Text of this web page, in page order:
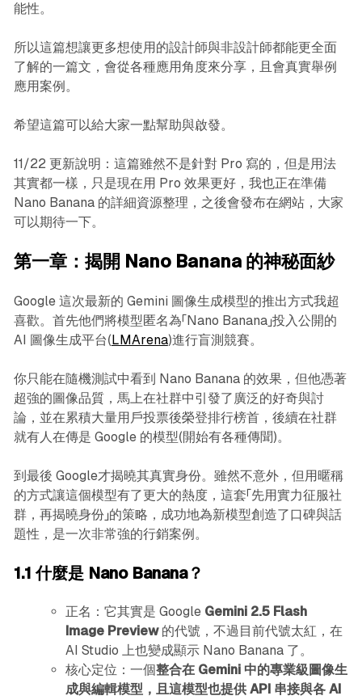
能性。
所以這篇想讓更多想使用的設計師與非設計師都能更全面
了解的一篇文，會從各種應用角度來分享，且會真實舉例
應用案例。
希望這篇可以給大家一點幫助與啟發。
11/22 更新說明：這篇雖然不是針對 Pro 寫的，但是用法
其實都一樣，只是現在用 Pro 效果更好，我也正在準備
Nano Banana 的詳細資源整理，之後會發布在網站，大家
可以期待一下。
第一章：揭開 Nano Banana 的神秘面紗
Google 這次最新的 Gemini 圖像生成模型的推出方式我超
喜歡。首先他們將模型匿名為「Nano Banana」投入公開的
AI 圖像生成平台( LMArena)進行盲測競賽。
你只能在隨機測試中看到 Nano Banana 的效果，但他憑著
超強的圖像品質，馬上在社群中引發了廣泛的好奇與討
論，並在累積大量用戶投票後榮登排行榜首，後續在社群
就有人在傳是 Google 的模型(開始有各種傳聞)。
到最後 Google才揭曉其真實身份。雖然不意外，但用暱稱
的方式讓這個模型有了更大的熱度，這套「先用實力征服社
群，再揭曉身份」的策略，成功地為新模型創造了口碑與話
題性，是一次非常強的行銷案例。
1.1 什麼是 Nano Banana？
正名：它其實是 Google Gemini 2.5 Flash
Image Preview的代號，不過目前代號太紅，在
AI Studio 上也變成顯示 Nano Banana 了。
核心定位：一個整合在 Gemini 中的專業級圖像生
成與編輯模型，且這模型也提供 API 串接與各 AI